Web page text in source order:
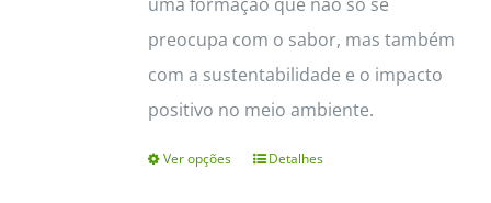
uma formação que não só se
preocupa com o sabor, mas também
com a sustentabilidade e o impacto
positivo no meio ambiente.
Ver opções
ThisDetalhes